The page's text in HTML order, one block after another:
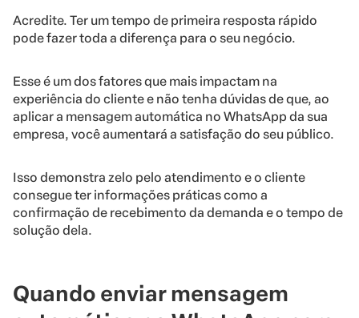
Acredite. Ter um tempo de primeira resposta rápido
pode fazer toda a diferença para o seu negócio.
Esse é um dos fatores que mais impactam na
experiência do cliente e não tenha dúvidas de que, ao
aplicar a mensagem automática no WhatsApp da sua
empresa, você aumentará a satisfação do seu público.
Isso demonstra zelo pelo atendimento e o cliente
consegue ter informações práticas como a
confirmação de recebimento da demanda e o tempo de
solução dela.
Quando enviar mensagem